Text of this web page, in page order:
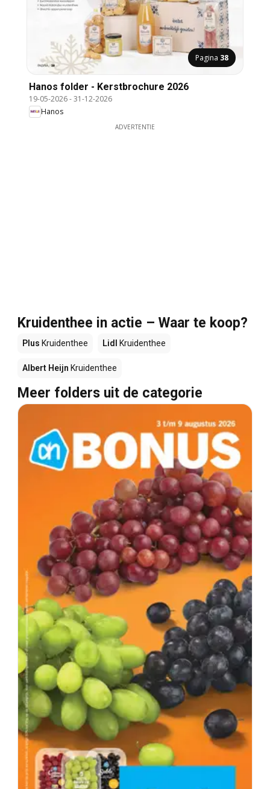
Pagina 38
Hanos folder - Kerstbrochure 2026
19-05-2026-31-12-2026
Hanos
ADVERTENTIE
Kruidenthee in actie – Waar te koop?
Plus Kruidenthee Lidl Kruidenthee
Albert Heijn Kruidenthee
Meer folders uit de categorie